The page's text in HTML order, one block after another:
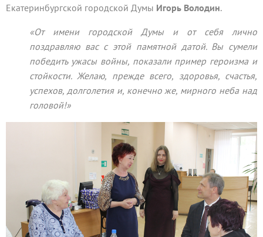
Екатеринбургской городской Думы Игорь Володин.
«От имени городской Думы и от себя лично
поздравляю вас с этой памятной датой. Вы сумели
победить ужасы войны, показали пример героизма и
стойкости. Желаю, прежде всего, здоровья, счастья,
успехов, долголетия и, конечно же, мирного неба над
головой!»